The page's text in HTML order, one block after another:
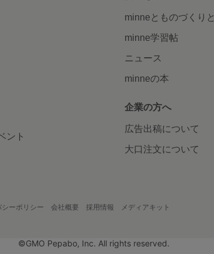
ント
minneとものづくりと
minne学習帖
ニュース
minneの本
企業の方へ
広告出稿について
大口注文について
シーポリシー 会社概要 採用情報 メディアキット
©GMO Pepabo, Inc. All rights reserved.